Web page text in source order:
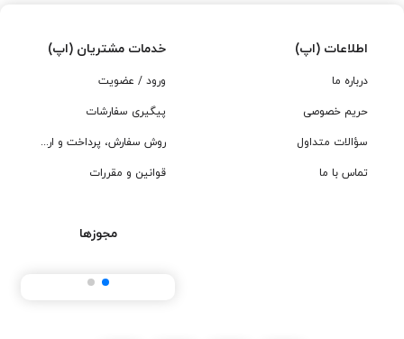
اطلاعات (اپ)
درباره ما
حریم خصوصی
سؤالات متداول
تماس با ما
خدمات مشتریان (اپ)
ورود / عضویت
پیگیری سفارشات
روش سفارش، پرداخت و ارسال
قوانین و مقررات
مجوزها